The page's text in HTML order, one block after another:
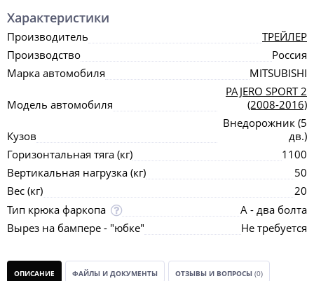
Характеристики
Производитель
ТРЕЙЛЕР
Производство
Россия
Марка автомобиля
MITSUBISHI
Модель автомобиля
PAJERO SPORT 2
(2008-2016)
Кузов
Внедорожник (5
дв.)
Горизонтальная тяга (кг)
1100
Вертикальная нагрузка (кг)
50
Вес (кг)
20
Тип крюка фаркопа
А - два болта
Вырез на бампере - "юбке"
Не требуется
ОПИСАНИЕ ФАЙЛЫ И ДОКУМЕНТЫ ОТЗЫВЫ И ВОПРОСЫ (0)